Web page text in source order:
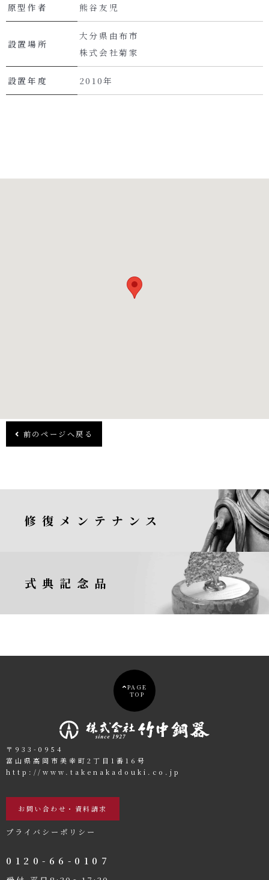
原型作者 熊谷友児
設置場所
大分県由布市
株式会社菊家
設置年度 2010年
前のページへ戻る
修復メンテナンス
式典記念品
0120-66-0107
お問い合わせ・資料請求
プライバシーポリシー
〒933-0954
富山県高岡市美幸町2丁目1番16号
http://www.takenakadouki.co.jp
PAGE
TOP